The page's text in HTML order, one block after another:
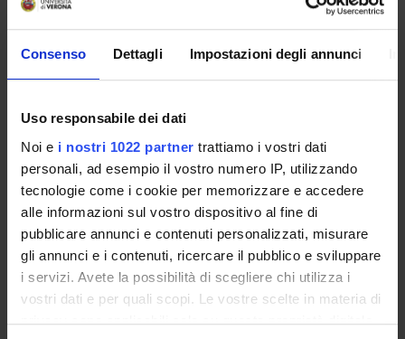
Consenso Dettagli Impostazioni degli annunci
Uso responsabile dei dati
Noi e i nostri 1022 partner trattiamo i vostri dati
personali, ad esempio il vostro numero IP, utilizzando
tecnologie come i cookie per memorizzare e accedere
alle informazioni sul vostro dispositivo al fine di
pubblicare annunci e contenuti personalizzati, misurare
gli annunci e i contenuti, ricercare il pubblico e sviluppare
i servizi. Avete la possibilità di scegliere chi utilizza i
vostri dati e per quali scopi. Le vostre scelte in materia di
privacy sono applicabili solo su questa proprietà digitale
potrai ricevere notifica di tutti gli avvisi dei tuoi docenti e
della tua segreteria via mail e anche tramite l'app Univr.
MYUNIVR
Insegnamenti
Calendario didattico
Piani didattici e Guide dello studente
Orario lezioni
Calendario esami
Bacheca avvisi
Proposte tesi e stage
Organi collegiali e di governo